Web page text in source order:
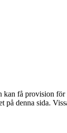
få provision
denna sida.